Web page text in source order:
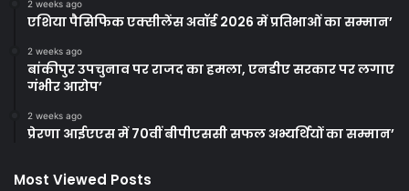
2 weeks ago
एशिया पैसिफिक एक्सीलेंस अवॉर्ड 2026 में प्रतिभाओं का सम्मान’
2 weeks ago
बांकीपुर उपचुनाव पर राजद का हमला, एनडीए सरकार पर लगाए
गंभीर आरोप’
2 weeks ago
प्रेरणा आईएएस में 70वीं बीपीएससी सफल अभ्यर्थियों का सम्मान’
Most Viewed Posts